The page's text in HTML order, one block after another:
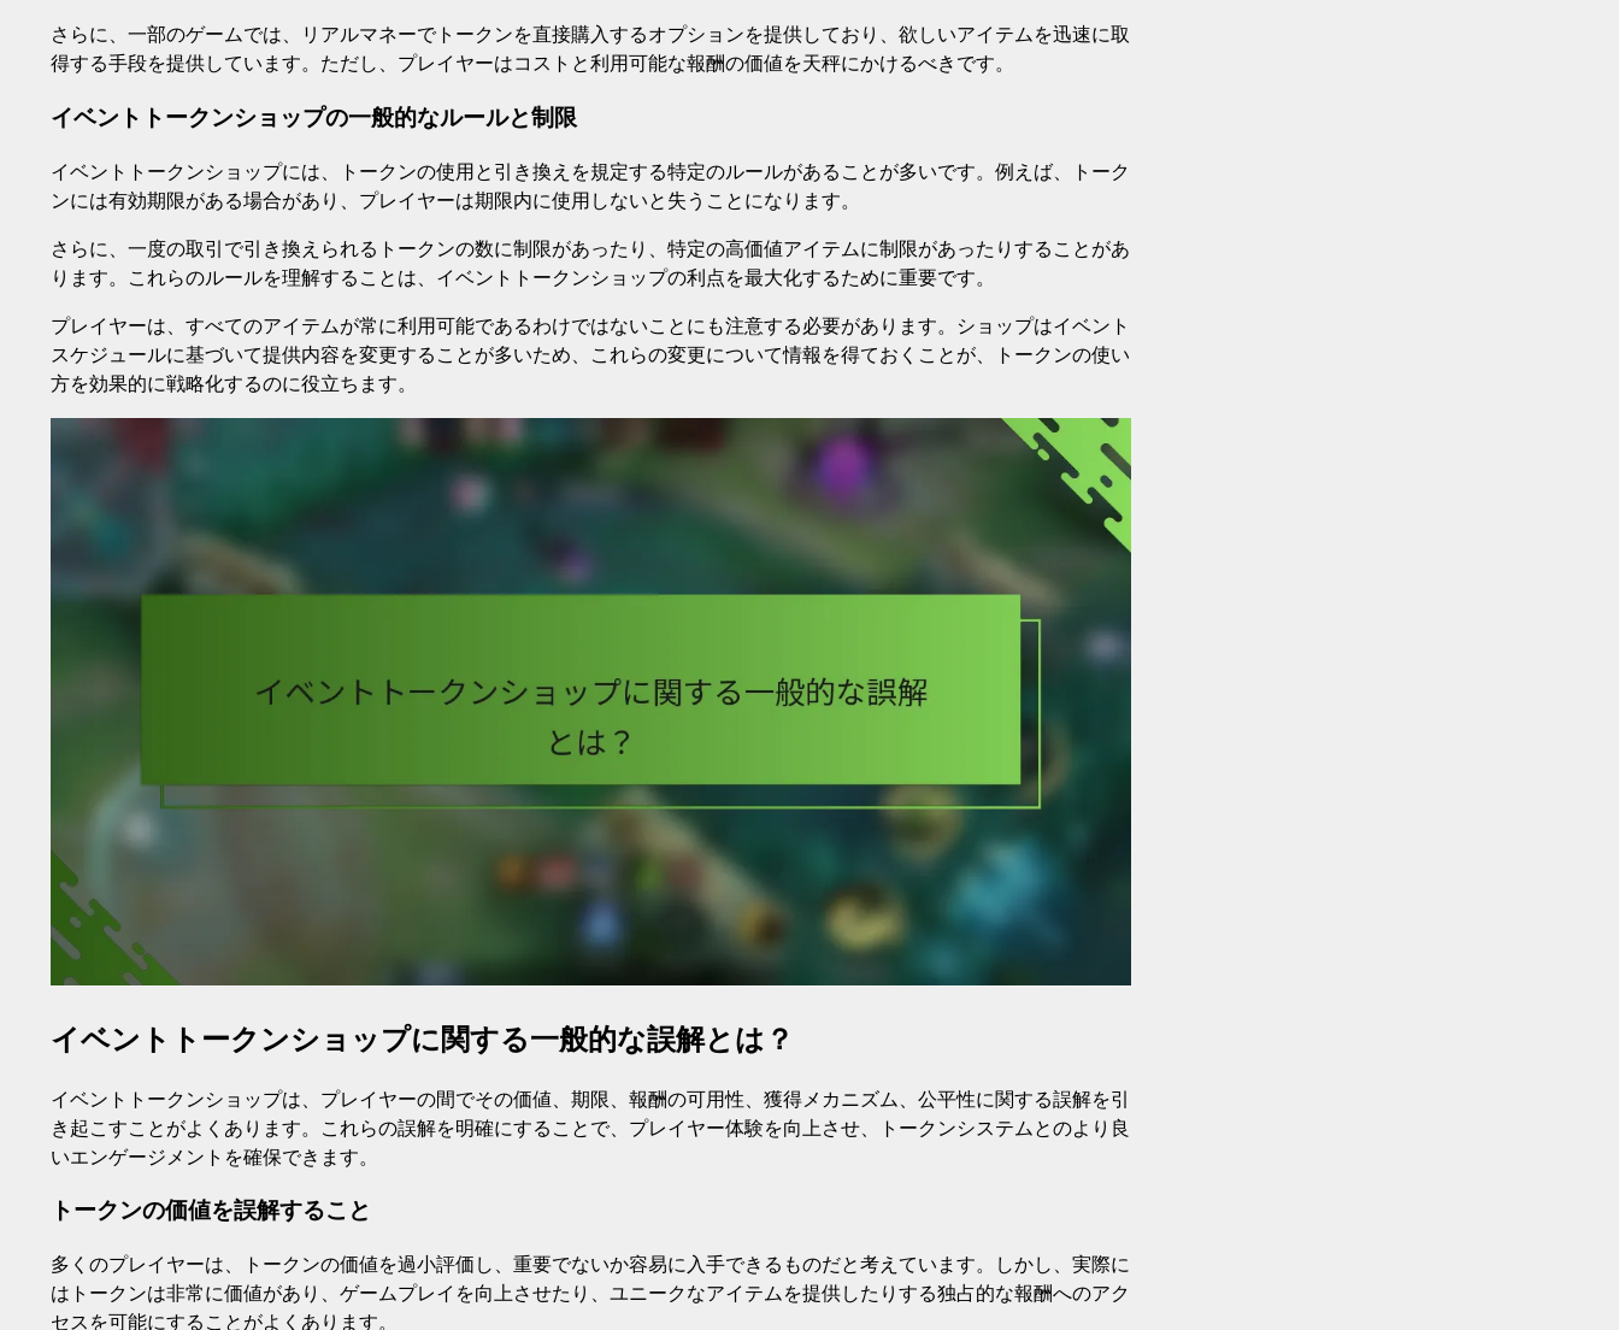
さらに、一部のゲームでは、リアルマネーでトークンを直接購入するオプションを提供しており、欲しいアイテムを迅速に取
得する手段を提供しています。ただし、プレイヤーはコストと利用可能な報酬の価値を天秤にかけるべきです。
イベントトークンショップの一般的なルールと制限
イベントトークンショップには、トークンの使用と引き換えを規定する特定のルールがあることが多いです。例えば、トーク
ンには有効期限がある場合があり、プレイヤーは期限内に使用しないと失うことになります。
さらに、一度の取引で引き換えられるトークンの数に制限があったり、特定の高価値アイテムに制限があったりすることがあ
ります。これらのルールを理解することは、イベントトークンショップの利点を最大化するために重要です。
プレイヤーは、すべてのアイテムが常に利用可能であるわけではないことにも注意する必要があります。ショップはイベント
スケジュールに基づいて提供内容を変更することが多いため、これらの変更について情報を得ておくことが、トークンの使い
方を効果的に戦略化するのに役立ちます。
イベントトークンショップに関する一般的な誤解とは？
イベントトークンショップは、プレイヤーの間でその価値、期限、報酬の可用性、獲得メカニズム、公平性に関する誤解を引
き起こすことがよくあります。これらの誤解を明確にすることで、プレイヤー体験を向上させ、トークンシステムとのより良
いエンゲージメントを確保できます。
トークンの価値を誤解すること
多くのプレイヤーは、トークンの価値を過小評価し、重要でないか容易に入手できるものだと考えています。しかし、実際に
はトークンは非常に価値があり、ゲームプレイを向上させたり、ユニークなアイテムを提供したりする独占的な報酬へのアク
セスを可能にすることがよくあります。